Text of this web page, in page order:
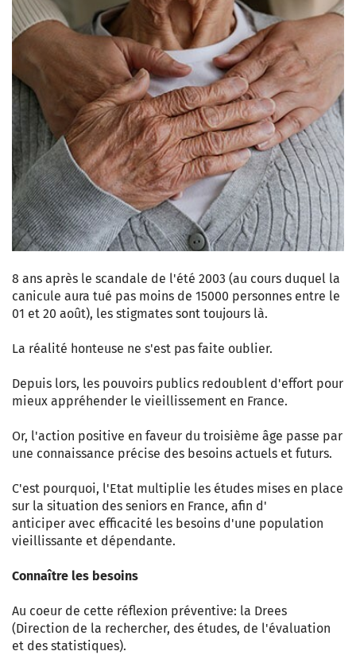
8 ans après le scandale de l'été 2003 (au cours duquel la
canicule aura tué pas moins de 15000 personnes entre le
01 et 20 août), les stigmates sont toujours là.
La réalité honteuse ne s'est pas faite oublier.
Depuis lors, les pouvoirs publics redoublent d'effort pour
mieux appréhender le vieillissement en France.
Or, l'action positive en faveur du troisième âge passe par
une connaissance précise des besoins actuels et futurs.
C'est pourquoi, l'Etat multiplie les études mises en place
sur la situation des seniors en France, afin d'
anticiper avec efficacité les besoins d'une population
vieillissante et dépendante.
Connaître les besoins
Au coeur de cette réflexion préventive: la Drees
(Direction de la rechercher, des études, de l'évaluation
et des statistiques).